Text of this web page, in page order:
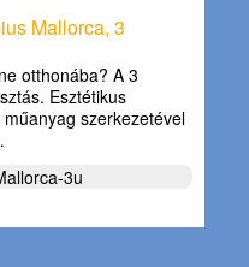
Mallorca, 3
otthonába? A 3
Esztétikus
szerkezetével
3u